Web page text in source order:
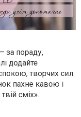
за пораду,
додайте
творчих сил.
пахне кавою і
сміх».